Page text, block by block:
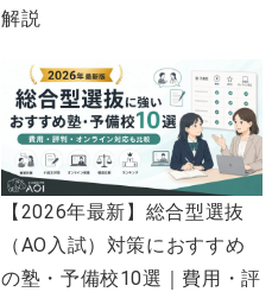
解説
【2026年最新】総合型選抜
（AO入試）対策におすすめ
の塾・予備校10選｜費用・評